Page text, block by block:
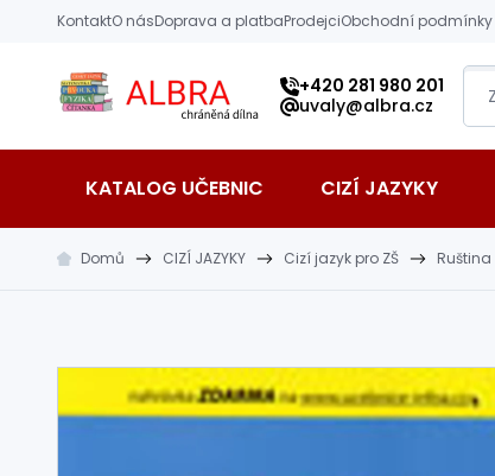
Přeskočit na hlavní obsah
KontaktO násDoprava a platbaProdejciObchodní podmínky
Albra s.r.o.
+420 281 980 201
uvaly@albra.cz
KATALOG UČEBNIC CIZÍ JAZYKY
Domů CIZÍ JAZYKY Cizí jazyk pro ZŠ Ruština